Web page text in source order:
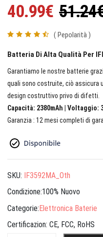
40.99€
( Pepolarità )
Batteria Di Alta Qualità Per
Garantiamo le nostre batterie
quali sono costruite, ciò assicura
design costruttivo privo di difetti.
Capacità: 2380mAh | Voltaggio:
Garanzia : 12 mesi completi di
SKU: IF3592MA_Oth
Condizione:100% Nuovo
Categorie:Elettronica Baterie
Certificazion: CE, FCC, RoHS